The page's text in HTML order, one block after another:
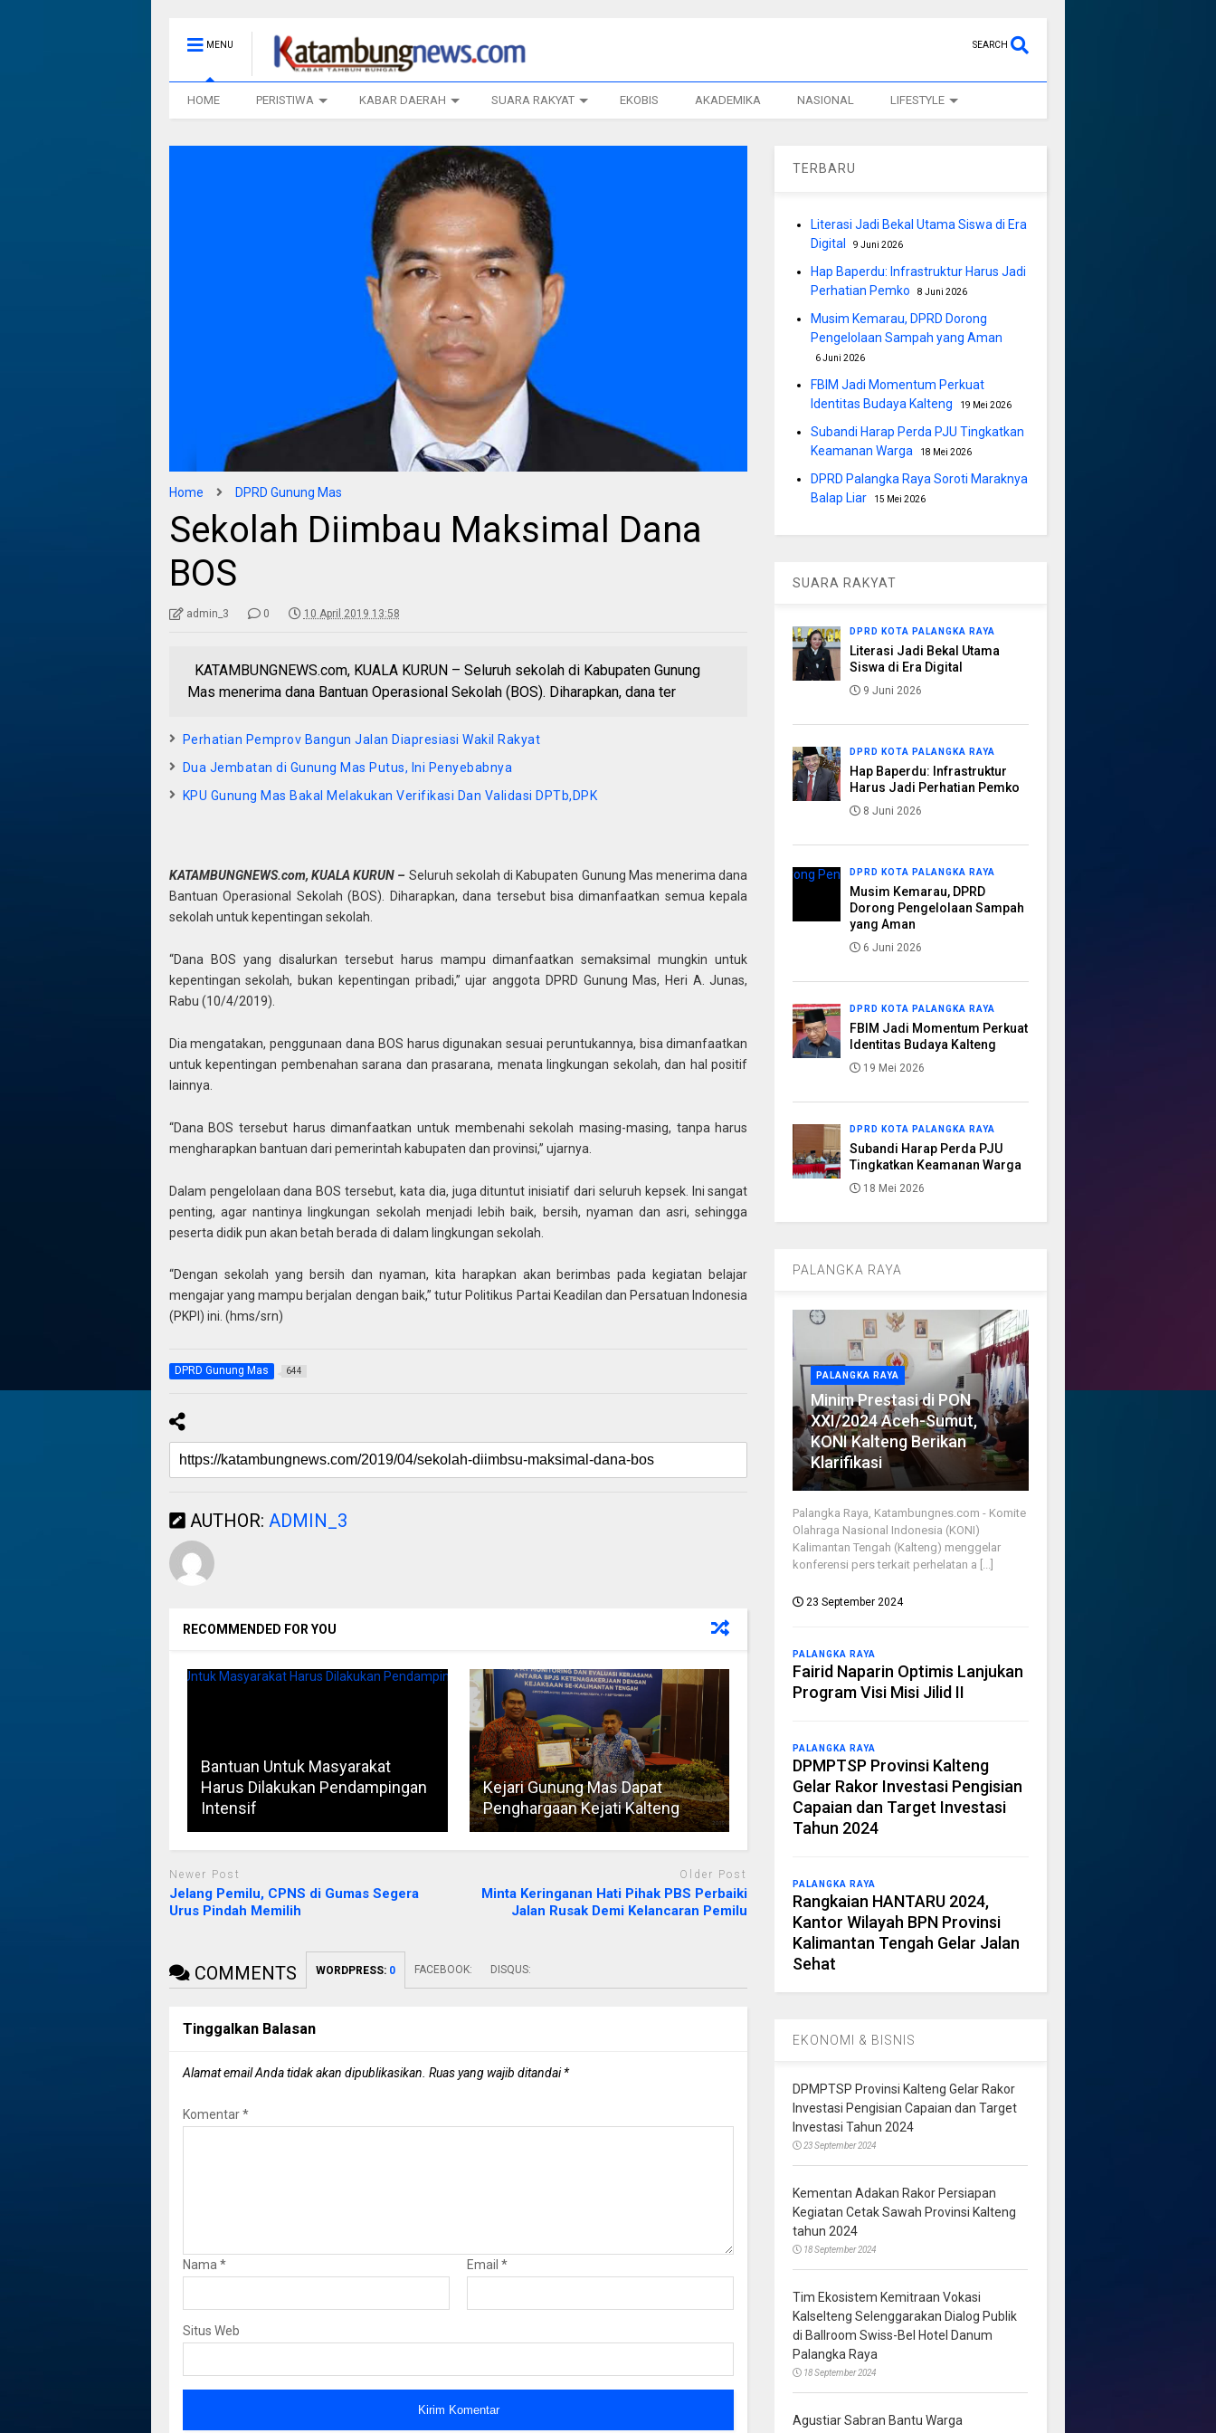
MENU SEARCH
HOME PERISTIWA KABAR DAERAH SUARA RAKYAT EKOBIS AKADEMIKA NASIONAL LIFESTYLE
Home DPRD Gunung Mas
Sekolah Diimbau Maksimal Dana
BOS
admin_3 0 10 April 2019 13:58
KATAMBUNGNEWS.com, KUALA KURUN – Seluruh sekolah di Kabupaten Gunung
Mas menerima dana Bantuan Operasional Sekolah (BOS). Diharapkan, dana ter
Perhatian Pemprov Bangun Jalan Diapresiasi Wakil Rakyat
Dua Jembatan di Gunung Mas Putus, Ini Penyebabnya
KPU Gunung Mas Bakal Melakukan Verifikasi Dan Validasi DPTb,DPK
KATAMBUNGNEWS.com, KUALA KURUN – Seluruh sekolah di Kabupaten Gunung Mas menerima dana
Bantuan Operasional Sekolah (BOS). Diharapkan, dana tersebut bisa dimanfaatkan semua kepala
sekolah untuk kepentingan sekolah.
“Dana BOS yang disalurkan tersebut harus mampu dimanfaatkan semaksimal mungkin untuk
kepentingan sekolah, bukan kepentingan pribadi,” ujar anggota DPRD Gunung Mas, Heri A. Junas,
Rabu (10/4/2019).
Dia mengatakan, penggunaan dana BOS harus digunakan sesuai peruntukannya, bisa dimanfaatkan
untuk kepentingan pembenahan sarana dan prasarana, menata lingkungan sekolah, dan hal positif
lainnya.
“Dana BOS tersebut harus dimanfaatkan untuk membenahi sekolah masing-masing, tanpa harus
mengharapkan bantuan dari pemerintah kabupaten dan provinsi,” ujarnya.
Dalam pengelolaan dana BOS tersebut, kata dia, juga dituntut inisiatif dari seluruh kepsek. Ini sangat
penting, agar nantinya lingkungan sekolah menjadi lebih baik, bersih, nyaman dan asri, sehingga
peserta didik pun akan betah berada di dalam lingkungan sekolah.
“Dengan sekolah yang bersih dan nyaman, kita harapkan akan berimbas pada kegiatan belajar
mengajar yang mampu berjalan dengan baik,” tutur Politikus Partai Keadilan dan Persatuan Indonesia
(PKPI) ini. (hms/srn)
DPRD Gunung Mas 644
AUTHOR: ADMIN_3
RECOMMENDED FOR YOU
Bantuan Untuk Masyarakat
Harus Dilakukan Pendampingan
Intensif
Kejari Gunung Mas Dapat
Penghargaan Kejati Kalteng
Newer Post
Jelang Pemilu, CPNS di Gumas Segera
Urus Pindah Memilih
Older Post
Minta Keringanan Hati Pihak PBS Perbaiki
Jalan Rusak Demi Kelancaran Pemilu
COMMENTS WORDPRESS: 0 FACEBOOK: DISQUS:
Tinggalkan Balasan
Alamat email Anda tidak akan dipublikasikan. Ruas yang wajib ditandai*
Komentar*
Nama * Email *
Situs Web
TERBARU
Literasi Jadi Bekal Utama Siswa di Era
Digital
9 Juni 2026
Hap Baperdu: Infrastruktur Harus Jadi
Perhatian Pemko
8 Juni 2026
Musim Kemarau, DPRD Dorong
Pengelolaan Sampah yang Aman
6 Juni 2026
FBIM Jadi Momentum Perkuat
Identitas Budaya Kalteng
19 Mei 2026
Subandi Harap Perda PJU Tingkatkan
Keamanan Warga
18 Mei 2026
DPRD Palangka Raya Soroti Maraknya
Balap Liar
15 Mei 2026
SUARA RAKYAT
DPRD KOTA PALANGKA RAYA
Literasi Jadi Bekal Utama
Siswa di Era Digital
9 Juni 2026
DPRD KOTA PALANGKA RAYA
Hap Baperdu: Infrastruktur
Harus Jadi Perhatian Pemko
8 Juni 2026
DPRD KOTA PALANGKA RAYA
Musim Kemarau, DPRD
Dorong Pengelolaan Sampah
yang Aman
6 Juni 2026
DPRD KOTA PALANGKA RAYA
FBIM Jadi Momentum Perkuat
Identitas Budaya Kalteng
19 Mei 2026
DPRD KOTA PALANGKA RAYA
Subandi Harap Perda PJU
Tingkatkan Keamanan Warga
18 Mei 2026
PALANGKA RAYA
PALANGKA RAYA
Minim Prestasi di PON
XXI/2024 Aceh-Sumut,
KONI Kalteng Berikan
Klarifikasi
Palangka Raya, Katambungnes.com - Komite
Olahraga Nasional Indonesia (KONI)
Kalimantan Tengah (Kalteng) menggelar
konferensi pers terkait perhelatan a [...]
23 September 2024
PALANGKA RAYA
Fairid Naparin Optimis Lanjukan
Program Visi Misi Jilid II
PALANGKA RAYA
DPMPTSP Provinsi Kalteng
Gelar Rakor Investasi Pengisian
Capaian dan Target Investasi
Tahun 2024
PALANGKA RAYA
Rangkaian HANTARU 2024,
Kantor Wilayah BPN Provinsi
Kalimantan Tengah Gelar Jalan
Sehat
EKONOMI & BISNIS
DPMPTSP Provinsi Kalteng Gelar Rakor
Investasi Pengisian Capaian dan Target
Investasi Tahun 2024
23 September 2024
Kementan Adakan Rakor Persiapan
Kegiatan Cetak Sawah Provinsi Kalteng
tahun 2024
18 September 2024
Tim Ekosistem Kemitraan Vokasi
Kalselteng Selenggarakan Dialog Publik
di Ballroom Swiss-Bel Hotel Danum
Palangka Raya
18 September 2024
Agustiar Sabran Bantu Warga